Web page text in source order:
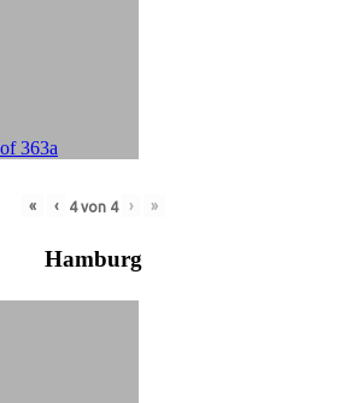
« ‹ 4von 4 › »
Hamburg